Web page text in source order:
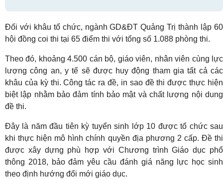
Đối với khâu tổ chức, ngành GD&ĐT Quảng Trị thành lập 60
hội đồng coi thi tại 65 điểm thi với tổng số 1.088 phòng thi.
Theo đó, khoảng 4.500 cán bộ, giáo viên, nhân viên cùng lực
lượng công an, y tế sẽ được huy động tham gia tất cả các
khâu của kỳ thi. Công tác ra đề, in sao đề thi được thực hiện
biệt lập nhằm bảo đảm tính bảo mật và chất lượng nội dung
đề thi.
Đây là năm đầu tiên kỳ tuyển sinh lớp 10 được tổ chức sau
khi thực hiện mô hình chính quyền địa phương 2 cấp. Đề thi
được xây dựng phù hợp với Chương trình Giáo dục phổ
thông 2018, bảo đảm yêu cầu đánh giá năng lực học sinh
theo định hướng đổi mới giáo dục.